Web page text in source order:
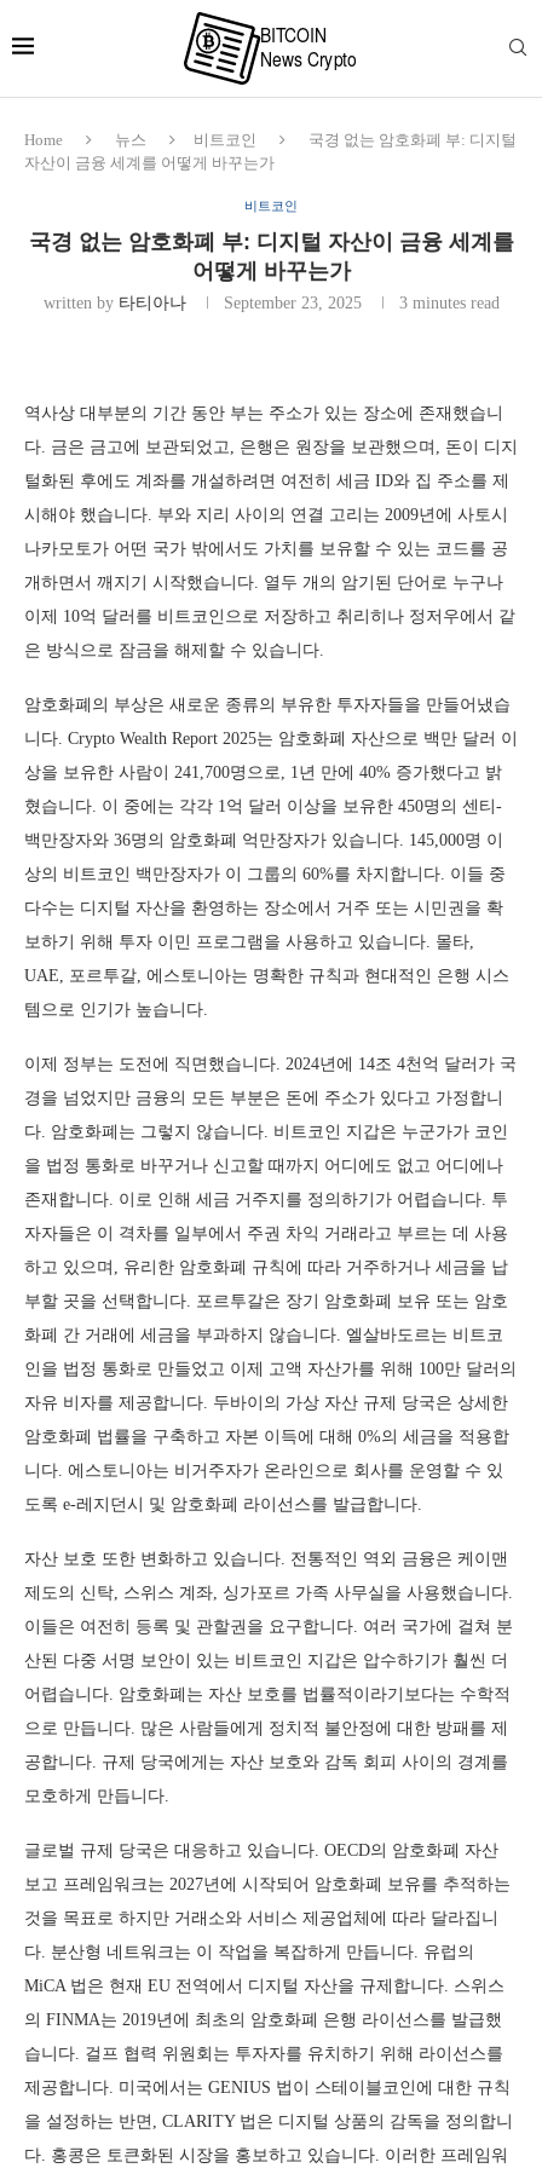
Home 뉴스 비트코인
국경 없는 암호화폐 부: 디지털
자산이 금융 세계를 어떻게 바꾸는가
비트코인
국경 없는 암호화폐 부: 디지털 자산이 금융 세계를
어떻게 바꾸는가
written by 타티아나 September 23, 2025 3 minutes read
역사상 대부분의 기간 동안 부는 주소가 있는 장소에 존재했습니
다. 금은 금고에 보관되었고, 은행은 원장을 보관했으며, 돈이 디지
털화된 후에도 계좌를 개설하려면 여전히 세금 ID와 집 주소를 제
시해야 했습니다. 부와 지리 사이의 연결 고리는 2009년에 사토시
나카모토가 어떤 국가 밖에서도 가치를 보유할 수 있는 코드를 공
개하면서 깨지기 시작했습니다. 열두 개의 암기된 단어로 누구나
이제 10억 달러를 비트코인으로 저장하고 취리히나 정저우에서 같
은 방식으로 잠금을 해제할 수 있습니다.
암호화폐의 부상은 새로운 종류의 부유한 투자자들을 만들어냈습
니다. Crypto Wealth Report 2025는 암호화폐 자산으로 백만 달러 이
상을 보유한 사람이 241,700명으로, 1년 만에 40% 증가했다고 밝
혔습니다. 이 중에는 각각 1억 달러 이상을 보유한 450명의 센티-
백만장자와 36명의 암호화폐 억만장자가 있습니다. 145,000명 이
상의 비트코인 백만장자가 이 그룹의 60%를 차지합니다. 이들 중
다수는 디지털 자산을 환영하는 장소에서 거주 또는 시민권을 확
보하기 위해 투자 이민 프로그램을 사용하고 있습니다. 몰타,
UAE, 포르투갈, 에스토니아는 명확한 규칙과 현대적인 은행 시스
템으로 인기가 높습니다.
이제 정부는 도전에 직면했습니다. 2024년에 14조 4천억 달러가 국
경을 넘었지만 금융의 모든 부분은 돈에 주소가 있다고 가정합니
다. 암호화폐는 그렇지 않습니다. 비트코인 지갑은 누군가가 코인
을 법정 통화로 바꾸거나 신고할 때까지 어디에도 없고 어디에나
존재합니다. 이로 인해 세금 거주지를 정의하기가 어렵습니다. 투
자자들은 이 격차를 일부에서 주권 차익 거래라고 부르는 데 사용
하고 있으며, 유리한 암호화폐 규칙에 따라 거주하거나 세금을 납
부할 곳을 선택합니다. 포르투갈은 장기 암호화폐 보유 또는 암호
화폐 간 거래에 세금을 부과하지 않습니다. 엘살바도르는 비트코
인을 법정 통화로 만들었고 이제 고액 자산가를 위해 100만 달러의
자유 비자를 제공합니다. 두바이의 가상 자산 규제 당국은 상세한
암호화폐 법률을 구축하고 자본 이득에 대해 0%의 세금을 적용합
니다. 에스토니아는 비거주자가 온라인으로 회사를 운영할 수 있
도록 e-레지던시 및 암호화폐 라이선스를 발급합니다.
자산 보호 또한 변화하고 있습니다. 전통적인 역외 금융은 케이맨
제도의 신탁, 스위스 계좌, 싱가포르 가족 사무실을 사용했습니다.
이들은 여전히 등록 및 관할권을 요구합니다. 여러 국가에 걸쳐 분
산된 다중 서명 보안이 있는 비트코인 지갑은 압수하기가 훨씬 더
어렵습니다. 암호화폐는 자산 보호를 법률적이라기보다는 수학적
으로 만듭니다. 많은 사람들에게 정치적 불안정에 대한 방패를 제
공합니다. 규제 당국에게는 자산 보호와 감독 회피 사이의 경계를
모호하게 만듭니다.
글로벌 규제 당국은 대응하고 있습니다. OECD의 암호화폐 자산
보고 프레임워크는 2027년에 시작되어 암호화폐 보유를 추적하는
것을 목표로 하지만 거래소와 서비스 제공업체에 따라 달라집니
다. 분산형 네트워크는 이 작업을 복잡하게 만듭니다. 유럽의
MiCA 법은 현재 EU 전역에서 디지털 자산을 규제합니다. 스위스
의 FINMA는 2019년에 최초의 암호화폐 은행 라이선스를 발급했
습니다. 걸프 협력 위원회는 투자자를 유치하기 위해 라이선스를
제공합니다. 미국에서는 GENIUS 법이 스테이블코인에 대한 규칙
을 설정하는 반면, CLARITY 법은 디지털 상품의 감독을 정의합니
다. 홍콩은 토큰화된 시장을 홍보하고 있습니다. 이러한 프레임워